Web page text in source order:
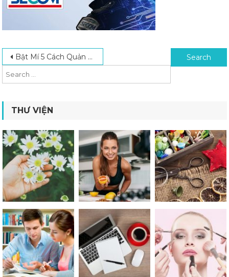
Post navigation
Bật Mí 5 Cách Quản Lý Nhân Viên Bằng Hệ Thống Camera Phổ Biến Hiện Nay Search for:
THƯ VIỆN